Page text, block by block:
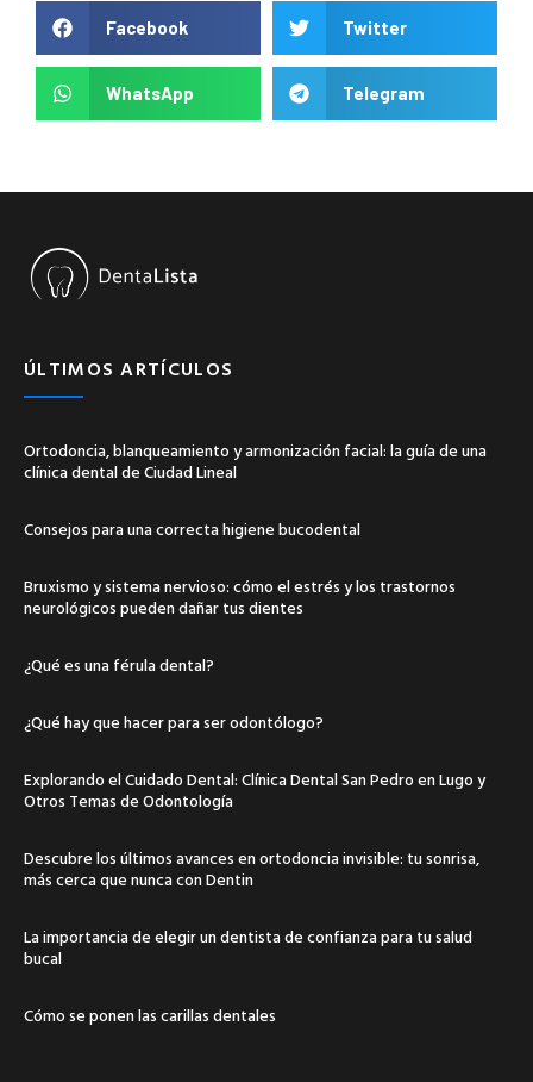
Facebook Twitter
WhatsApp Telegram
ÚLTIMOS ARTÍCULOS
Ortodoncia, blanqueamiento y armonización facial: la guía de una
clínica dental de Ciudad Lineal
Consejos para una correcta higiene bucodental
Bruxismo y sistema nervioso: cómo el estrés y los trastornos
neurológicos pueden dañar tus dientes
¿Qué es una férula dental?
¿Qué hay que hacer para ser odontólogo?
Explorando el Cuidado Dental: Clínica Dental San Pedro en Lugo y
Otros Temas de Odontología
Descubre los últimos avances en ortodoncia invisible: tu sonrisa,
más cerca que nunca con Dentin
La importancia de elegir un dentista de confianza para tu salud
bucal
Cómo se ponen las carillas dentales